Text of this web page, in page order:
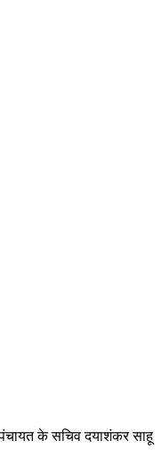
के सचिव दयाशंकर साहू